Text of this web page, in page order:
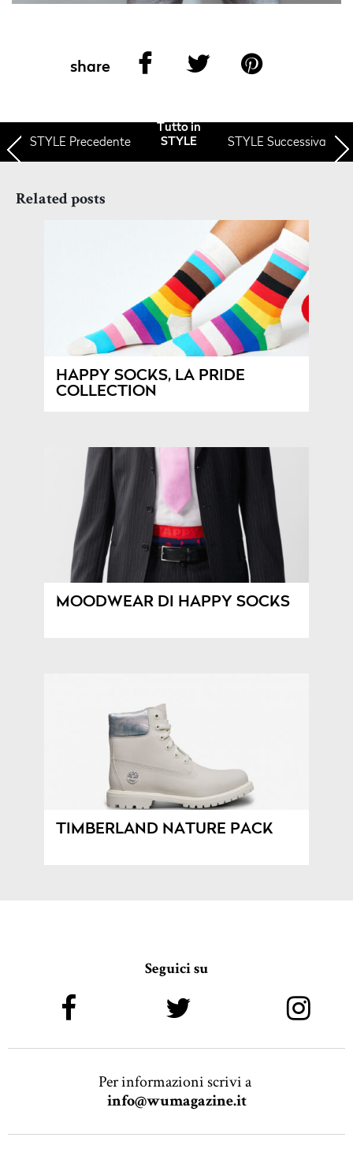
share
STYLE Precedente
Tutto in
STYLE
STYLE Successiva
Related posts
HAPPY SOCKS, LA PRIDE
COLLECTION
MOODWEAR DI HAPPY SOCKS
TIMBERLAND NATURE PACK
Seguici su
Per informazioni scrivi a
info@wumagazine.it